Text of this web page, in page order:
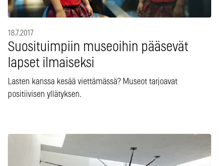
18.7.2017
Suosituimpiin museoihin pääsevät
lapset ilmaiseksi
Lasten kanssa kesää viettämässä? Museot tarjoavat
positiivisen yllätyksen.